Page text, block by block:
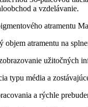
a vzdelávanie.
atramentu
objem atramentu na
užitočných
typu média a
a rýchle